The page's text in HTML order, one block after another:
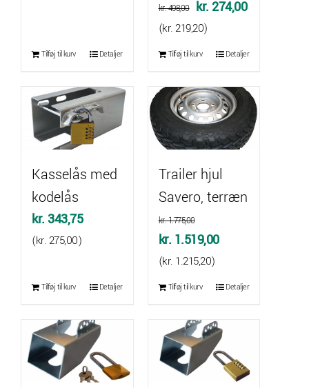
Tilføj til kurv Detaljer
kr.498,00
Den
oprindelige
pris
kr. 498,00.
kr.274,00Den
pris
kr. 274,00.
(kr. 219,20)
Tilføj til kurv Detaljer
Kasselås med
kodelås
kr. 343,75
(kr. 275,00)
Tilføj til kurv Detaljer
Trailer hjul
Savero, terræn
kr.1.775,00
Den
oprindelige
pris
kr. 1.775,00.
kr. 1.519,00Den
pris
(kr. 1.215,20)
Tilføj til kurv Detaljer